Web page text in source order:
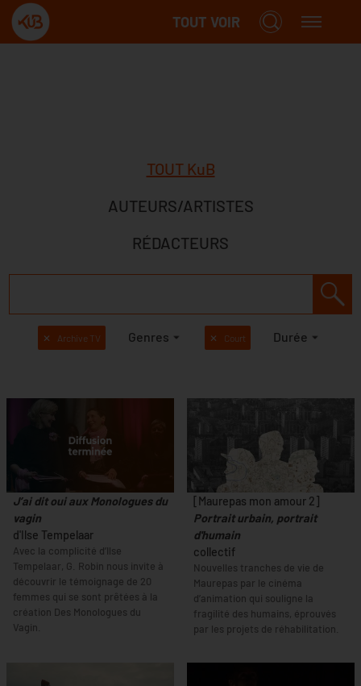
TOUT VOIR
TOUT KuB
AUTEURS/ARTISTES
RÉDACTEURS
✕ Archive TV Genres ✕ Court Durée
J’ai dit oui aux Monologues du
vagin
d'Ilse Tempelaar
Avec la complicité d’Ilse
Tempelaar, G. Robin nous invite à
découvrir le témoignage de 20
femmes qui se sont prêtées à la
création Des Monologues du
Vagin.
[Maurepas mon amour 2]
Portrait urbain, portrait
d'humain
collectif
Nouvelles tranches de vie de
Maurepas par le cinéma
d’animation qui souligne la
fragilité des humains, éprouvés
par les projets de réhabilitation.